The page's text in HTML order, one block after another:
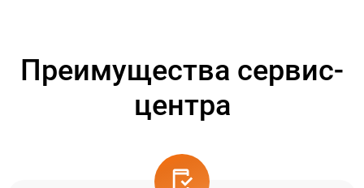
Преимущества сервис-
центра